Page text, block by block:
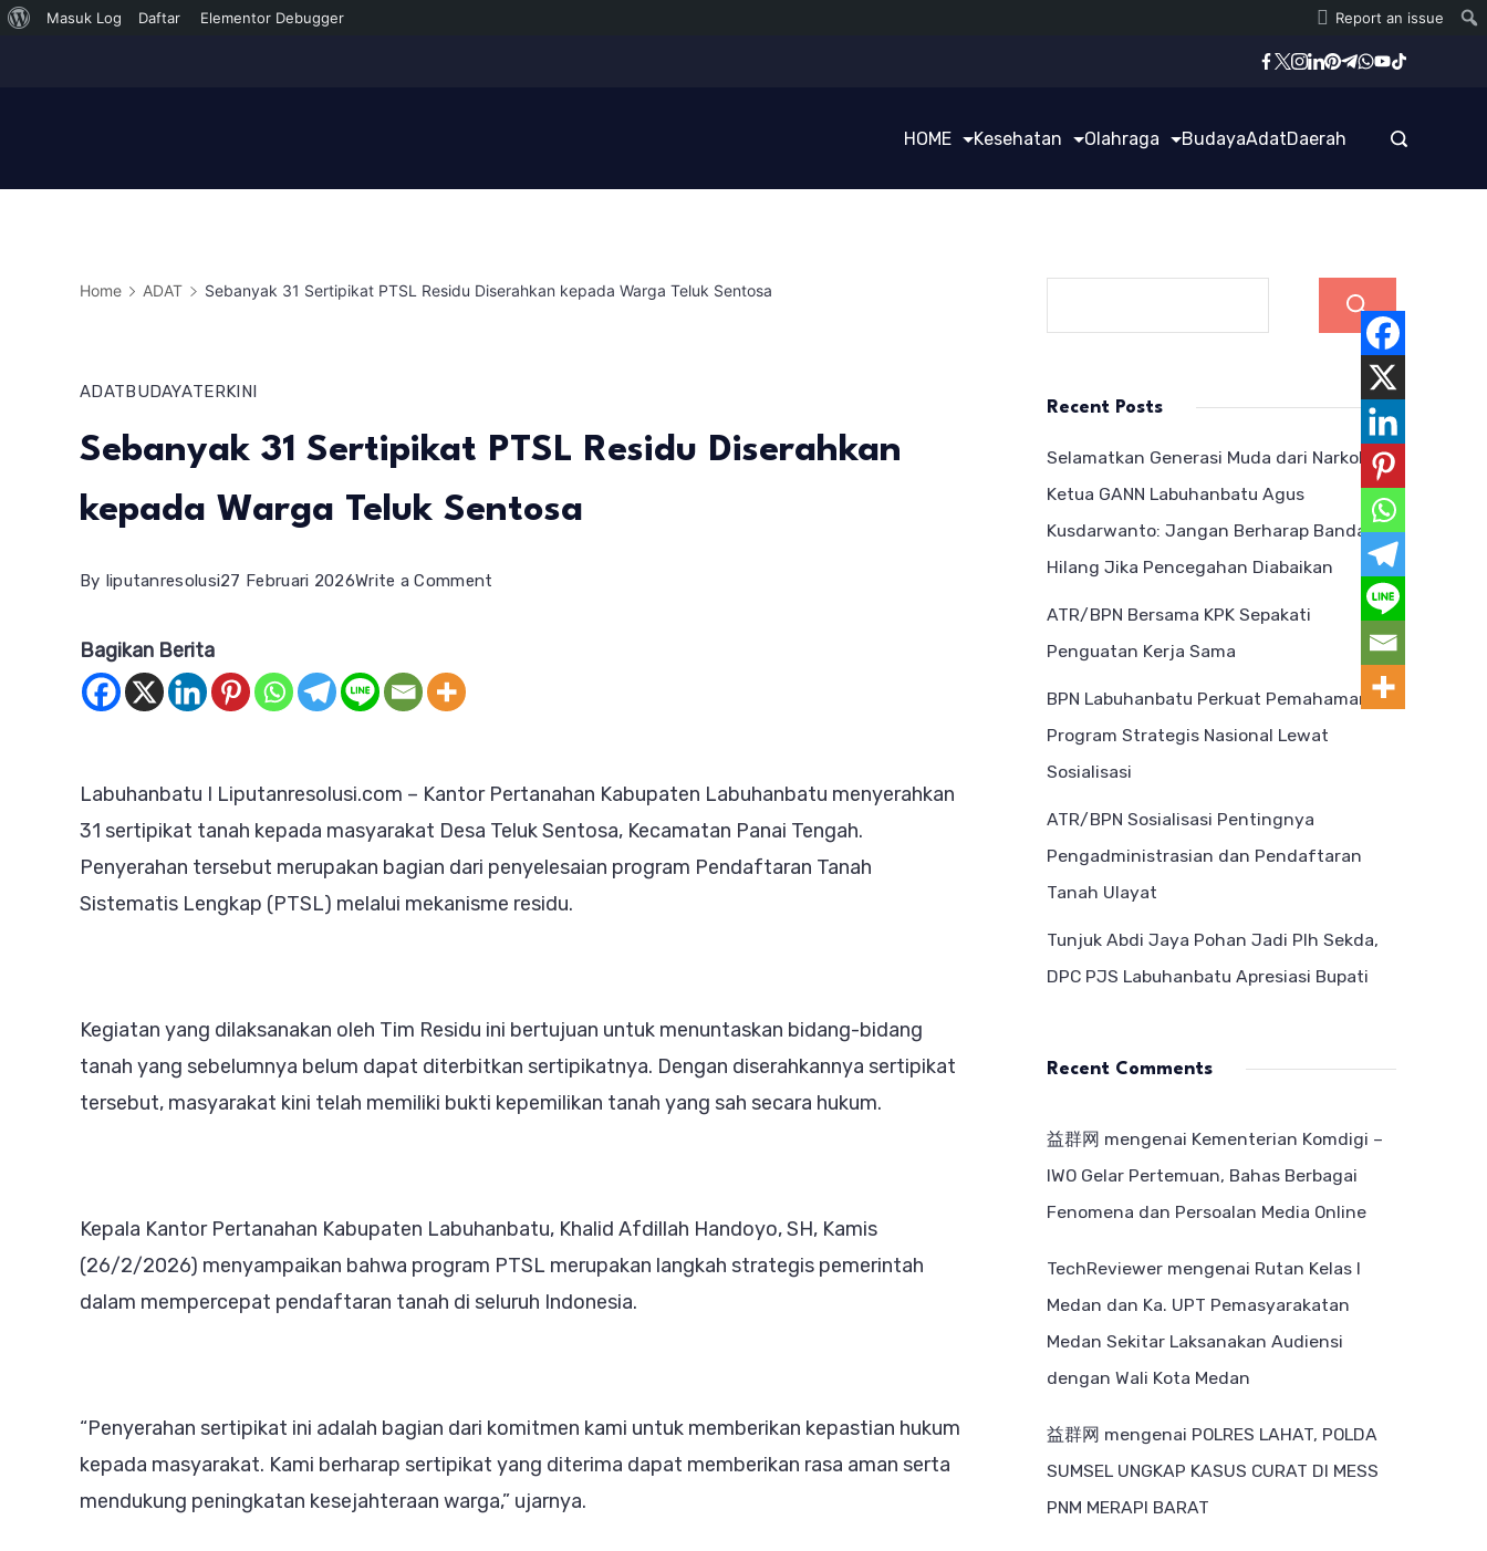
Tentang
Masuk Log Daftar Elementor Debugger Report an issue
HOME Kesehatan Olahraga BudayaAdatDaerah
Home ADAT Sebanyak 31 Sertipikat PTSL Residu Diserahkan kepada Warga Teluk Sentosa
ADATBUDAYATERKINI
Sebanyak 31 Sertipikat PTSL Residu Diserahkan
kepada Warga Teluk Sentosa
By liputanresolusi27 Februari 2026Write a Comment
Diserahkan
kepada
Warga
Teluk
Bagikan Berita
Labuhanbatu I Liputanresolusi.com – Kantor Pertanahan Kabupaten Labuhanbatu menyerahkan
31 sertipikat tanah kepada masyarakat Desa Teluk Sentosa, Kecamatan Panai Tengah.
Penyerahan tersebut merupakan bagian dari penyelesaian program Pendaftaran Tanah
Sistematis Lengkap (PTSL) melalui mekanisme residu.
Kegiatan yang dilaksanakan oleh Tim Residu ini bertujuan untuk menuntaskan bidang-bidang
tanah yang sebelumnya belum dapat diterbitkan sertipikatnya. Dengan diserahkannya sertipikat
tersebut, masyarakat kini telah memiliki bukti kepemilikan tanah yang sah secara hukum.
Kepala Kantor Pertanahan Kabupaten Labuhanbatu, Khalid Afdillah Handoyo, SH, Kamis
(26/2/2026) menyampaikan bahwa program PTSL merupakan langkah strategis pemerintah
dalam mempercepat pendaftaran tanah di seluruh Indonesia.
“Penyerahan sertipikat ini adalah bagian dari komitmen kami untuk memberikan kepastian hukum
kepada masyarakat. Kami berharap sertipikat yang diterima dapat memberikan rasa aman serta
mendukung peningkatan kesejahteraan warga,” ujarnya.
Recent Posts
Selamatkan Generasi Muda dari Narkoba,
Ketua GANN Labuhanbatu Agus
Kusdarwanto: Jangan Berharap Bandar
Hilang Jika Pencegahan Diabaikan
ATR/BPN Bersama KPK Sepakati
Penguatan Kerja Sama
BPN Labuhanbatu Perkuat Pemahaman
Program Strategis Nasional Lewat
Sosialisasi
ATR/BPN Sosialisasi Pentingnya
Pengadministrasian dan Pendaftaran
Tanah Ulayat
Tunjuk Abdi Jaya Pohan Jadi Plh Sekda,
DPC PJS Labuhanbatu Apresiasi Bupati
Recent Comments
益群网 mengenai Kementerian Komdigi –
IWO Gelar Pertemuan, Bahas Berbagai
Fenomena dan Persoalan Media Online
TechReviewer mengenai Rutan Kelas I
Medan dan Ka. UPT Pemasyarakatan
Medan Sekitar Laksanakan Audiensi
dengan Wali Kota Medan
益群网 mengenai POLRES LAHAT, POLDA
SUMSEL UNGKAP KASUS CURAT DI MESS
PNM MERAPI BARAT